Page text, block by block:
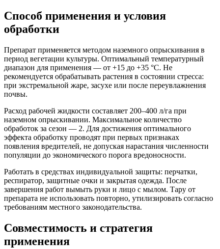
Способ применения и условия
обработки
Препарат применяется методом наземного опрыскивания в
период вегетации культуры. Оптимальный температурный
диапазон для применения — от +15 до +35 °C. Не
рекомендуется обрабатывать растения в состоянии стресса:
при экстремальной жаре, засухе или после переувлажнения
почвы.
Расход рабочей жидкости составляет 200–400 л/га при
наземном опрыскивании. Максимальное количество
обработок за сезон — 2. Для достижения оптимального
эффекта обработку проводят при первых признаках
появления вредителей, не допуская нарастания численности
популяции до экономического порога вредоносности.
Работать в средствах индивидуальной защиты: перчатки,
респиратор, защитные очки и закрытая одежда. После
завершения работ вымыть руки и лицо с мылом. Тару от
препарата не использовать повторно, утилизировать согласно
требованиям местного законодательства.
Совместимость и стратегия
применения